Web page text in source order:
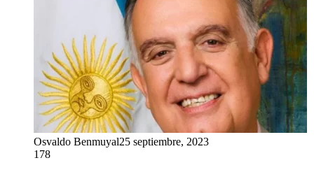
Osvaldo Benmuyal25 septiembre, 2023
178